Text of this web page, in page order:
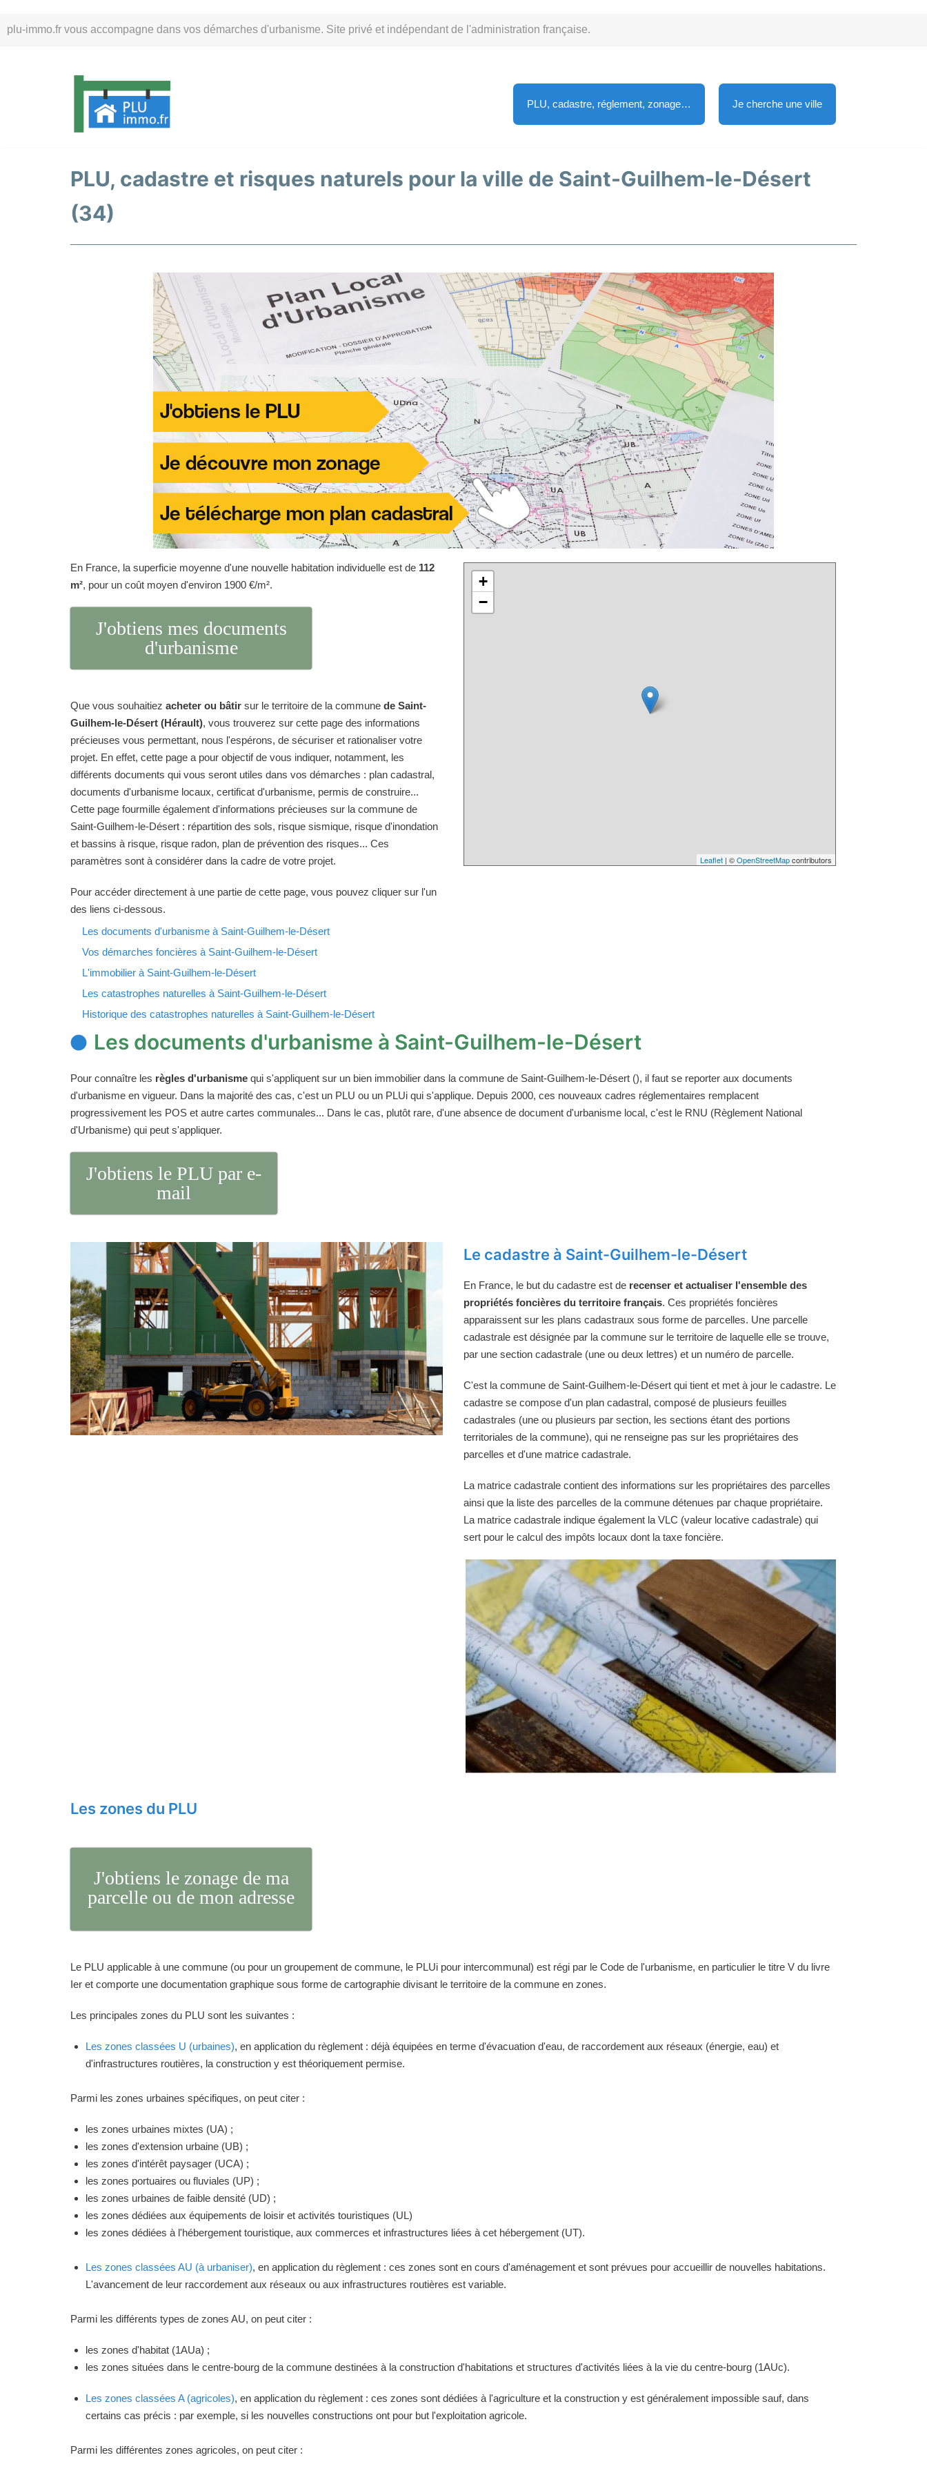
plu-immo.fr vous accompagne dans vos démarches d'urbanisme. Site privé et indépendant de l'administration française.
au
PLU, cadastre, réglement, zonage… Je cherche une ville
PLU, cadastre et risques naturels pour la ville de Saint-Guilhem-le-Désert
(34)
En France, la superficie moyenne d'une nouvelle habitation individuelle est de 112
m², pour un coût moyen d'environ 1900 €/m².
J'obtiens mes documents
d'urbanisme
Que vous souhaitiez acheter ou bâtir sur le territoire de la commune de Saint-
Guilhem-le-Désert (Hérault), vous trouverez sur cette page des informations
précieuses vous permettant, nous l'espérons, de sécuriser et rationaliser votre
projet. En effet, cette page a pour objectif de vous indiquer, notamment, les
différents documents qui vous seront utiles dans vos démarches : plan cadastral,
documents d'urbanisme locaux, certificat d'urbanisme, permis de construire...
Cette page fourmille également d'informations précieuses sur la commune de
Saint-Guilhem-le-Désert : répartition des sols, risque sismique, risque d'inondation
et bassins à risque, risque radon, plan de prévention des risques... Ces
paramètres sont à considérer dans la cadre de votre projet.
Pour accéder directement à une partie de cette page, vous pouvez cliquer sur l'un
des liens ci-dessous.
Les documents d'urbanisme à Saint-Guilhem-le-Désert
Vos démarches foncières à Saint-Guilhem-le-Désert
L'immobilier à Saint-Guilhem-le-Désert
Les catastrophes naturelles à Saint-Guilhem-le-Désert
Historique des catastrophes naturelles à Saint-Guilhem-le-Désert
+
−
Leaflet | ©OpenStreetMapcontributors
Les documents d'urbanisme à Saint-Guilhem-le-Désert
Pour connaître les règles d'urbanisme qui s'appliquent sur un bien immobilier dans la commune de Saint-Guilhem-le-Désert (), il faut se reporter aux documents
d'urbanisme en vigueur. Dans la majorité des cas, c'est un PLU ou un PLUi qui s'applique. Depuis 2000, ces nouveaux cadres réglementaires remplacent
progressivement les POS et autre cartes communales... Dans le cas, plutôt rare, d'une absence de document d'urbanisme local, c'est le RNU (Règlement National
d'Urbanisme) qui peut s'appliquer.
J'obtiens le PLU par e-
mail
Le cadastre à Saint-Guilhem-le-Désert
En France, le but du cadastre est de recenser et actualiser l'ensemble des
propriétés foncières du territoire français. Ces propriétés foncières
apparaissent sur les plans cadastraux sous forme de parcelles. Une parcelle
cadastrale est désignée par la commune sur le territoire de laquelle elle se trouve,
par une section cadastrale (une ou deux lettres) et un numéro de parcelle.
C'est la commune de Saint-Guilhem-le-Désert qui tient et met à jour le cadastre. Le
cadastre se compose d'un plan cadastral, composé de plusieurs feuilles
cadastrales (une ou plusieurs par section, les sections étant des portions
territoriales de la commune), qui ne renseigne pas sur les propriétaires des
parcelles et d'une matrice cadastrale.
La matrice cadastrale contient des informations sur les propriétaires des parcelles
ainsi que la liste des parcelles de la commune détenues par chaque propriétaire.
La matrice cadastrale indique également la VLC (valeur locative cadastrale) qui
sert pour le calcul des impôts locaux dont la taxe foncière.
Les zones du PLU
J'obtiens le zonage de ma
parcelle ou de mon adresse
Le PLU applicable à une commune (ou pour un groupement de commune, le PLUi pour intercommunal) est régi par le Code de l'urbanisme, en particulier le titre V du livre
Ier et comporte une documentation graphique sous forme de cartographie divisant le territoire de la commune en zones.
Les principales zones du PLU sont les suivantes :
Les zones classées U (urbaines), en application du règlement : déjà équipées en terme d'évacuation d'eau, de raccordement aux réseaux (énergie, eau) et
d'infrastructures routières, la construction y est théoriquement permise.
Parmi les zones urbaines spécifiques, on peut citer :
les zones urbaines mixtes (UA) ;
les zones d'extension urbaine (UB) ;
les zones d'intérêt paysager (UCA) ;
les zones portuaires ou fluviales (UP) ;
les zones urbaines de faible densité (UD) ;
les zones dédiées aux équipements de loisir et activités touristiques (UL)
les zones dédiées à l'hébergement touristique, aux commerces et infrastructures liées à cet hébergement (UT).
Les zones classées AU (à urbaniser), en application du règlement : ces zones sont en cours d'aménagement et sont prévues pour accueillir de nouvelles habitations.
L'avancement de leur raccordement aux réseaux ou aux infrastructures routières est variable.
Parmi les différents types de zones AU, on peut citer :
les zones d'habitat (1AUa) ;
les zones situées dans le centre-bourg de la commune destinées à la construction d'habitations et structures d'activités liées à la vie du centre-bourg (1AUc).
Les zones classées A (agricoles), en application du règlement : ces zones sont dédiées à l'agriculture et la construction y est généralement impossible sauf, dans
certains cas précis : par exemple, si les nouvelles constructions ont pour but l'exploitation agricole.
Parmi les différentes zones agricoles, on peut citer :